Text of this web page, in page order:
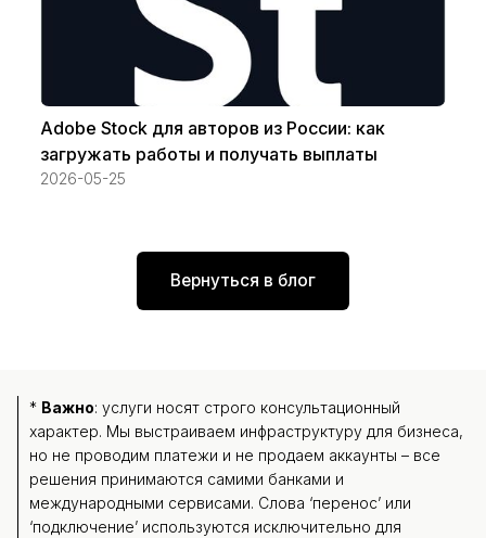
Adobe Stock для авторов из России: как
загружать работы и получать выплаты
2026-05-25
Вернуться в блог
* Важно: услуги носят строго консультационный
характер. Мы выстраиваем инфраструктуру для бизнеса,
но не проводим платежи и не продаем аккаунты – все
решения принимаются самими банками и
международными сервисами. Слова ‘перенос’ или
‘подключение’ используются исключительно для